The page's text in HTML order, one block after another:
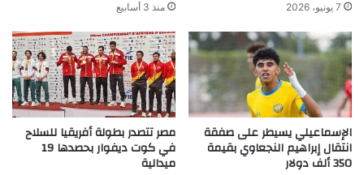
7 يونيو، 2026 منذ 3 أسابيع
الإسماعيلي يسيطر على صفقة
انتقال إبراهيم النجعاوي بقيمة
350 ألف دولار
مصر تتصدر بطولة أفريقيا للسلاح
في كوت ديفوار بحصدها 19
ميدالية